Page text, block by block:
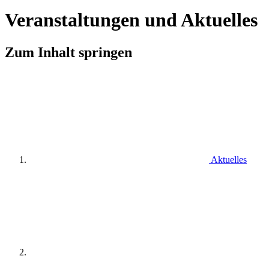
Veranstaltungen und Aktuelles
Zum Inhalt springen
Aktuelles